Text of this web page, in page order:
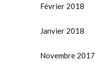
Février 2018
Janvier 2018
Novembre 2017